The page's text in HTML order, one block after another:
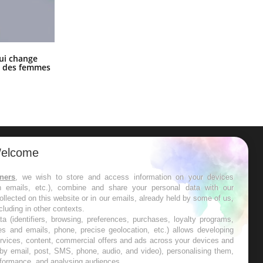
change
femmes
les semaines les meilleures
, we wish to store and access information on your devices
emails, etc.), combine and share your personal data with our
on this website or in our emails, already held by some of us,
in other contexts.
(identifiers, browsing, preferences, purchases, loyalty programs,
and emails, phone, precise geolocation, etc.) allows developing
content, commercial offers and ads across your devices and
email, post, SMS, phone, audio, and video), personalising them,